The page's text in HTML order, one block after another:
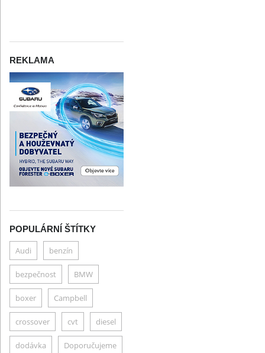
REKLAMA
POPULÁRNÍ ŠTÍTKY
Audi benzín
bezpečnost BMW
boxer Campbell
crossover cvt diesel
dodávka Doporučujeme